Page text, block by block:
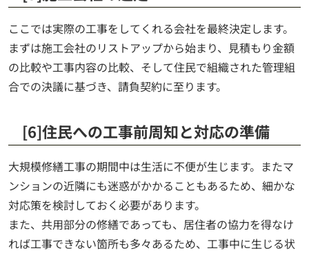
ここでは実際の工事をしてくれる会社を最終決定します。
まずは施工会社のリストアップから始まり、見積もり金額
の比較や工事内容の比較、そして住民で組織された管理組
合での決議に基づき、請負契約に至ります。
[6]住民への工事前周知と対応の準備
大規模修繕工事の期間中は生活に不便が生じます。またマ
ンションの近隣にも迷惑がかかることもあるため、細かな
対応策を検討しておく必要があります。
また、共用部分の修繕であっても、居住者の協力を得なけ
れば工事できない箇所も多々あるため、工事中に生じる状